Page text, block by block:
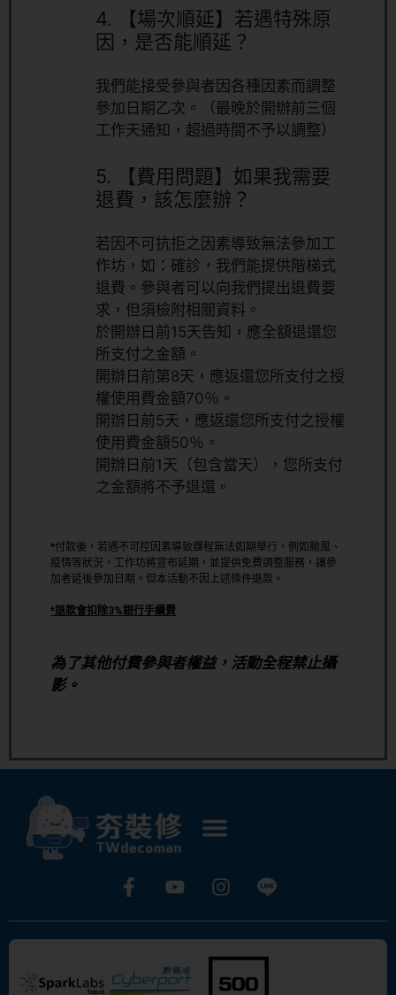
4.
【場次順延】若遇特殊原
因，是否能順延？
我們能接受參與者因各種因素而調整
參加日期乙次。（最晚於開辦前三個
工作天通知，超過時間不予以調整）
5.
【費用問題】如果我需要
退費，該怎麼辦？
若因不可抗拒之因素導致無法參加工
作坊，如：確診，我們能提供階梯式
退費。參與者可以向我們提出退費要
求，但須檢附相關資料。
於開辦日前15天告知，應全額退還您
所支付之金額。
開辦日前第8天，應返還您所支付之授
權使用費金額70％。
開辦日前5天，應返還您所支付之授權
使用費金額50％。
開辦日前1天（包含當天），您所支付
之金額將不予退還。
*付款後，若遇不可控因素導致課程無法如期舉行，例如颱風、
疫情等狀況，工作坊將宣布延期，並提供免費調整服務，讓參
加者延後參加日期。但本活動不因上述條件退款。
*退款會扣除3%銀行手續費
為了其他付費參與者權益，活動全程禁止攝
影。
Copyright
2024